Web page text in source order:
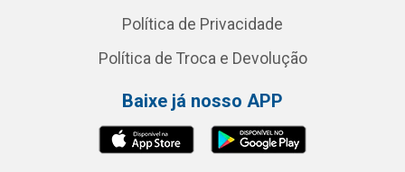
Política de Privacidade
Política de Troca e Devolução
Baixe já nosso APP